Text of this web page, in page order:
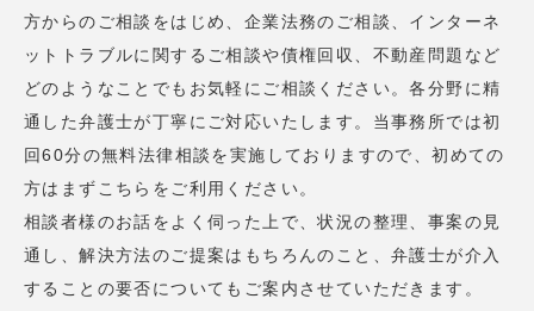
方からのご相談をはじめ、企業法務のご相談、インターネ
ットトラブルに関するご相談や債権回収、不動産問題など
どのようなことでもお気軽にご相談ください。各分野に精
通した弁護士が丁寧にご対応いたします。当事務所では初
回60分の無料法律相談を実施しておりますので、初めての
方はまずこちらをご利用ください。
相談者様のお話をよく伺った上で、状況の整理、事案の見
通し、解決方法のご提案はもちろんのこと、弁護士が介入
することの要否についてもご案内させていただきます。